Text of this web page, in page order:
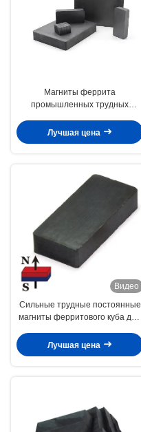
Магниты феррита
промышленных трудных
сильных керамические
Лучшая цена
Видео
Сильные трудные постоянные
магниты ферритового куба для
датчиков
Лучшая цена